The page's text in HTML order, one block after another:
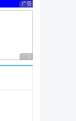
广告 商业广告，理性
广告 商业广告，理性